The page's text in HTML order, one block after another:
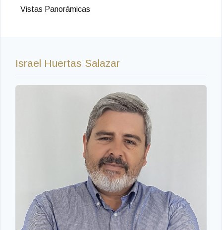
Vistas Panorámicas
Israel Huertas Salazar